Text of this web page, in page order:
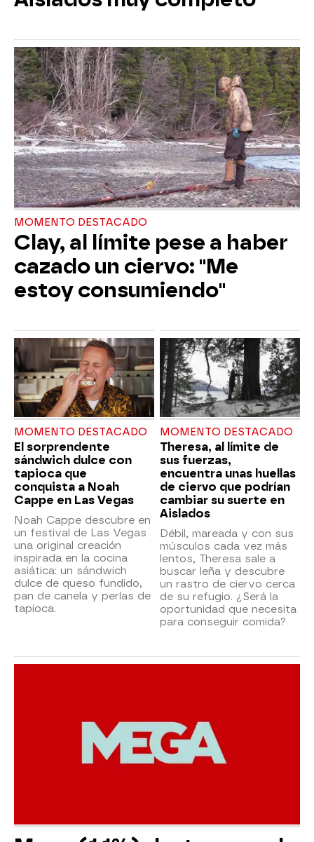
MOMENTO DESTACADO
Clay, al límite pese a haber
cazado un ciervo: "Me
estoy consumiendo"
MOMENTO DESTACADO
El sorprendente
sándwich dulce con
tapioca que
conquista a Noah
Cappe en Las Vegas
Noah Cappe descubre en
un festival de Las Vegas
una original creación
inspirada en la cocina
asiática: un sándwich
dulce de queso fundido,
pan de canela y perlas de
tapioca.
MOMENTO DESTACADO
Theresa, al límite de
sus fuerzas,
encuentra unas huellas
de ciervo que podrían
cambiar su suerte en
Aislados
Débil, mareada y con sus
músculos cada vez más
lentos, Theresa sale a
buscar leña y descubre
un rastro de ciervo cerca
de su refugio. ¿Será la
oportunidad que necesita
para conseguir comida?